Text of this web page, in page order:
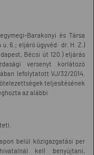
Barakonyi és Társa
u. 6.; eljáró ügyvéd: dr. H. Z.)
Bécsi út 120.) eljárás
versenyt korlátozó
lefolytatott VJ/32/2014.
teljesítésének
az alábbi
belül közigazgatási per
kell benyújtani,